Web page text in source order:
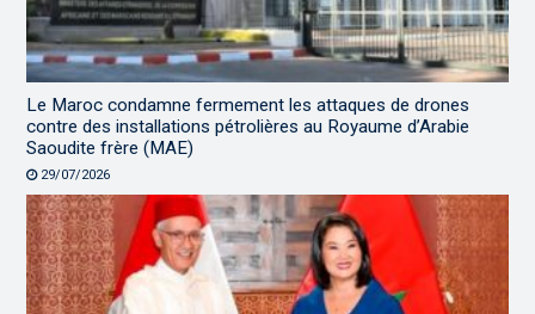
Le Maroc condamne fermement les attaques de drones
contre des installations pétrolières au Royaume d’Arabie
Saoudite frère (MAE)
29/07/2026